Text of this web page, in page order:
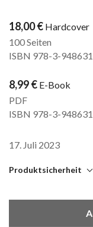
18,00€ Hardcover
100 Seiten
ISBN 978-3-
8,99€ E-Book
PDF
ISBN 978-3-
17. Juli 2023
Produktsicherheit